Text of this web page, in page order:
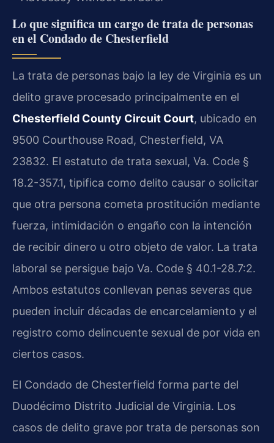
Lo que significa un cargo de trata de personas
en el Condado de Chesterfield
La trata de personas bajo la ley de Virginia es un
delito grave procesado principalmente en el
Chesterfield County Circuit Court, ubicado en
9500 Courthouse Road, Chesterfield, VA
23832. El estatuto de trata sexual, Va. Code §
18.2-357.1, tipifica como delito causar o solicitar
que otra persona cometa prostitución mediante
fuerza, intimidación o engaño con la intención
de recibir dinero u otro objeto de valor. La trata
laboral se persigue bajo Va. Code § 40.1-28.7:2.
Ambos estatutos conllevan penas severas que
pueden incluir décadas de encarcelamiento y el
registro como delincuente sexual de por vida en
ciertos casos.
El Condado de Chesterfield forma parte del
Duodécimo Distrito Judicial de Virginia. Los
casos de delito grave por trata de personas son